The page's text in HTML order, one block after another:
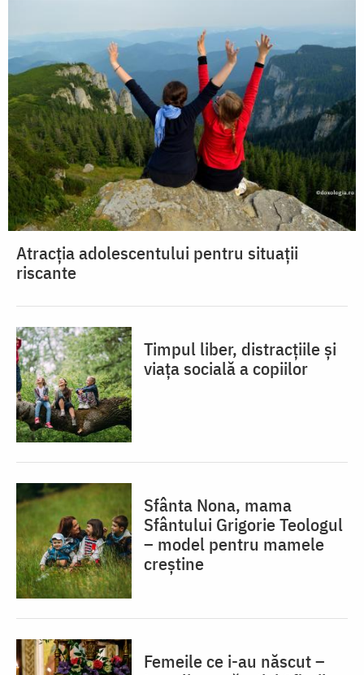
Atracția adolescentului pentru situații
riscante
Timpul liber, distracțiile și
viața socială a copiilor
Sfânta Nona, mama
Sfântului Grigorie Teologul
– model pentru mamele
creștine
Femeile ce i-au născut –